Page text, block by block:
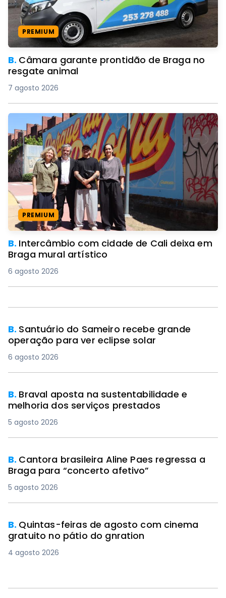
PREMIUM
B. Câmara garante prontidão de Braga no
resgate animal
7 agosto 2026
PREMIUM
B. Intercâmbio com cidade de Cali deixa em
Braga mural artístico
6 agosto 2026
B. Santuário do Sameiro recebe grande
operação para ver eclipse solar
6 agosto 2026
B. Braval aposta na sustentabilidade e
melhoria dos serviços prestados
5 agosto 2026
B. Cantora brasileira Aline Paes regressa a
Braga para “concerto afetivo”
5 agosto 2026
B. Quintas-feiras de agosto com cinema
gratuito no pátio do gnration
4 agosto 2026